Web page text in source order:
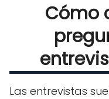
Cómo
Las entrevistas